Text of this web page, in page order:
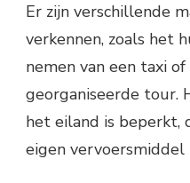
Er zijn verschillende
verkennen, zoals het
nemen van een taxi
georganiseerde tour.
het eiland is beperkt,
eigen vervoersmiddel